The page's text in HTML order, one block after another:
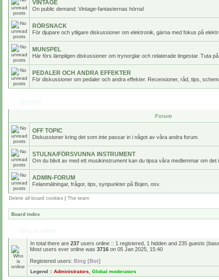
VINTAGE
On public demand: Vintage-fantasternas hörna!
RÖRSNACK
För djupare och ytligare diskussioner om elektronik, gärna med fokus på
MUNSPEL
Här förs lämpligen diskussioner om trynorglar och relaterade tingestar. Tuta
PEDALER OCH ANDRA EFFEKTER
För diskussioner om pedaler och andra effekter. Recensioner, råd, tips,
Forum
OFF TOPIC
Diskussioner kring det som inte passar in i något av våra andra forum.
STULNA/FÖRSVUNNA INSTRUMENT
Om du blivit av med ett musikinstrument kan du tipsa våra medlemmar om det
ADMIN-FORUM
Felanmälningar, frågor, tips, synpunkter på Bojen, osv.
Delete all board cookies | The team
Board index
In total there are 237 users online :: 1 registered, 1 hidden and 235 guests
Most users ever online was 3716 on 05 Jan 2025, 15:40
Registered users: Bing [Bot]
Legend :: Administrators Global moderators